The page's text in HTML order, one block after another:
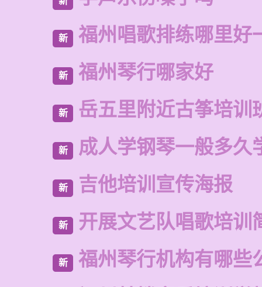
新 福州唱歌排练哪里好
新 福州琴行哪家好
新 岳五里附近古筝培训
新 成人学钢琴一般多久
新 吉他培训宣传海报
新 开展文艺队唱歌培训
新 福州琴行机构有哪些